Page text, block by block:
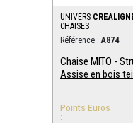
UNIVERS
CHAISES
Référence :A874
Chaise MITO -
Assise en bois
Points Euros
: